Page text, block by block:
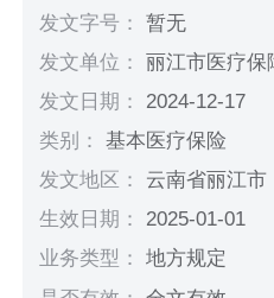
发文字号：暂无
发文单位：丽江市医疗保
发文日期： 2024-12-17
类别：基本医疗保险
发文地区： 云南省丽江市
生效日期： 2025-01-01
业务类型：地方规定